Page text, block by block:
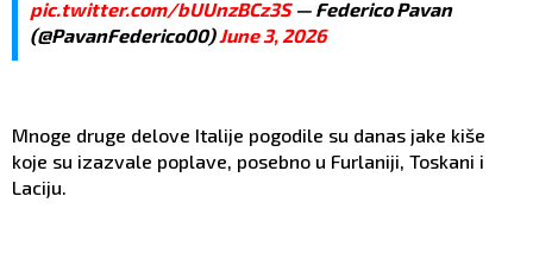
pic.twitter.com/bUUnzBCz3S — Federico Pavan
(@PavanFederico00) June 3, 2026
Mnoge druge delove Italije pogodile su danas jake kiše
koje su izazvale poplave, posebno u Furlaniji, Toskani i
Laciju.